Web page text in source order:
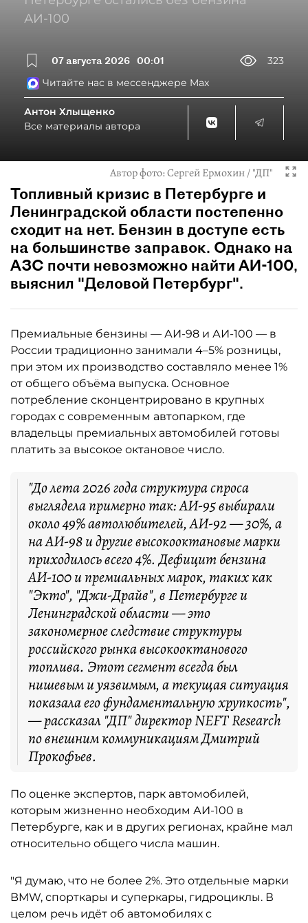
АИ-100
07 августа 2026 00:01
323
Читайте нас в мессенджере Max
Антон Хлыщенко
Все материалы автора
Автор фото:Сергей Ермохин / "ДП"
Топливный кризис в Петербурге и
Ленинградской области постепенно
сходит на нет. Бензин в доступе есть
на большинстве заправок. Однако на
АЗС почти невозможно найти АИ-100,
выяснил "Деловой Петербург".
Премиальные бензины — АИ-98 и АИ-100 — в
России традиционно занимали 4–5% розницы,
при этом их производство составляло менее 1%
от общего объёма выпуска. Основное
потребление сконцентрировано в крупных
городах с современным автопарком, где
владельцы премиальных автомобилей готовы
платить за высокое октановое число.
"До лета 2026 года структура спроса
выглядела примерно так: АИ-95 выбирали
около 49% автолюбителей, АИ-92 — 30%, а
на АИ-98 и другие высокооктановые марки
приходилось всего 4%. Дефицит бензина
АИ-100 и премиальных марок, таких как
"Экто", "Джи-Драйв", в Петербурге и
Ленинградской области — это
закономерное следствие структуры
российского рынка высокооктанового
топлива. Этот сегмент всегда был
нишевым и уязвимым, а текущая ситуация
показала его фундаментальную хрупкость",
— рассказал "ДП" директор NEFT Research
по внешним коммуникациям Дмитрий
Прокофьев.
По оценке экспертов, парк автомобилей,
которым жизненно необходим АИ-100 в
Петербурге, как и в других регионах, крайне мал
относительно общего числа машин.
"Я думаю, что не более 2%. Это отдельные марки
BMW, спорткары и суперкары, гидроциклы. В
целом речь идёт об автомобилях с